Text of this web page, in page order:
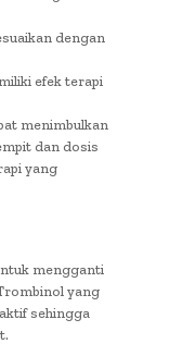
dengan
efek terapi
menimbulkan
dan dosis
yang
mengganti
yang
sehingga